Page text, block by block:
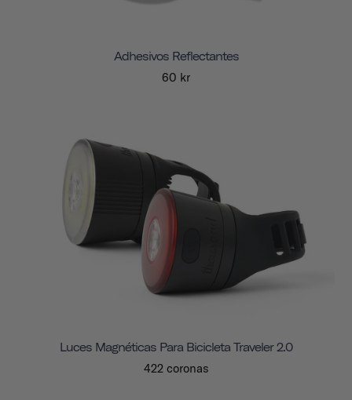
Adhesivos Reflectantes
60 kr
Luces Magnéticas Para Bicicleta Traveler 2.0
422 coronas